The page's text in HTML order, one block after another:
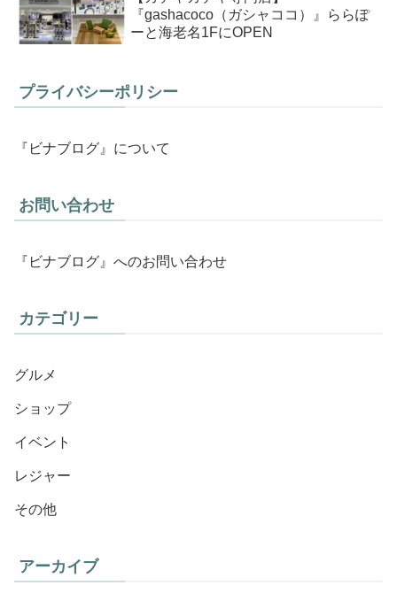
『gashacoco（ガシャココ）』ららぽ
ーと海老名1FにOPEN
プライバシーポリシー
『ビナブログ』について
お問い合わせ
『ビナブログ』へのお問い合わせ
カテゴリー
グルメ
ショップ
イベント
レジャー
その他
アーカイブ